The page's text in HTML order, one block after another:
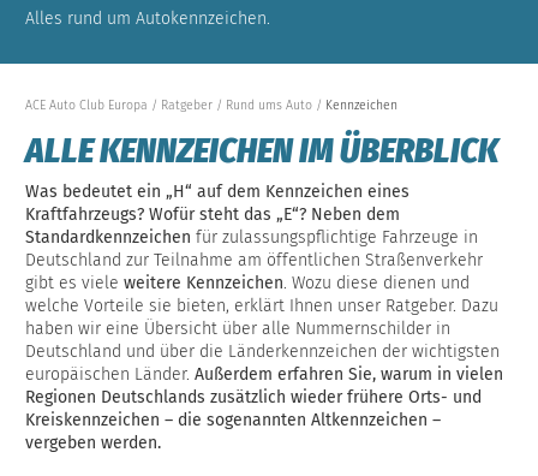
Alles rund um Autokennzeichen.
ACE Auto Club Europa Ratgeber Rund ums Auto Kennzeichen
ALLE KENNZEICHEN IM ÜBERBLICK
Was bedeutet ein „H“ auf dem Kennzeichen eines
Kraftfahrzeugs? Wofür steht das „E“? Neben dem
Standardkennzeichen für zulassungspflichtige Fahrzeuge in
Deutschland zur Teilnahme am öffentlichen Straßenverkehr
gibt es viele weitere Kennzeichen. Wozu diese dienen und
welche Vorteile sie bieten, erklärt Ihnen unser Ratgeber. Dazu
haben wir eine Übersicht über alle Nummernschilder in
Deutschland und über die Länderkennzeichen der wichtigsten
europäischen Länder. Außerdem erfahren Sie, warum in vielen
Regionen Deutschlands zusätzlich wieder frühere Orts- und
Kreiskennzeichen – die sogenannten Altkennzeichen –
vergeben werden.